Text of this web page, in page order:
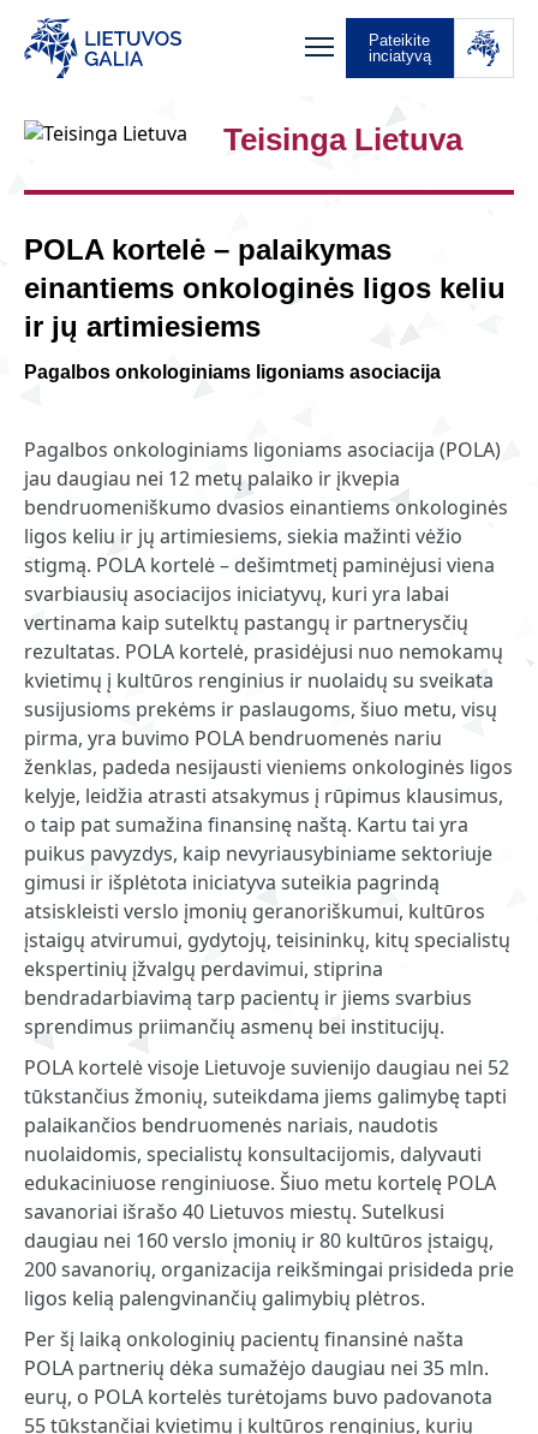
Pateikite
inciatyvą
Teisinga Lietuva
POLA kortelė – palaikymas
einantiems onkologinės ligos keliu
ir jų artimiesiems
Pagalbos onkologiniams ligoniams asociacija
Pagalbos onkologiniams ligoniams asociacija (POLA)
jau daugiau nei 12 metų palaiko ir įkvepia
bendruomeniškumo dvasios einantiems onkologinės
ligos keliu ir jų artimiesiems, siekia mažinti vėžio
stigmą. POLA kortelė – dešimtmetį paminėjusi viena
svarbiausių asociacijos iniciatyvų, kuri yra labai
vertinama kaip sutelktų pastangų ir partnerysčių
rezultatas. POLA kortelė, prasidėjusi nuo nemokamų
kvietimų į kultūros renginius ir nuolaidų su sveikata
susijusioms prekėms ir paslaugoms, šiuo metu, visų
pirma, yra buvimo POLA bendruomenės nariu
ženklas, padeda nesijausti vieniems onkologinės ligos
kelyje, leidžia atrasti atsakymus į rūpimus klausimus,
o taip pat sumažina finansinę naštą. Kartu tai yra
puikus pavyzdys, kaip nevyriausybiniame sektoriuje
gimusi ir išplėtota iniciatyva suteikia pagrindą
atsiskleisti verslo įmonių geranoriškumui, kultūros
įstaigų atvirumui, gydytojų, teisininkų, kitų specialistų
ekspertinių įžvalgų perdavimui, stiprina
bendradarbiavimą tarp pacientų ir jiems svarbius
sprendimus priimančių asmenų bei institucijų.
POLA kortelė visoje Lietuvoje suvienijo daugiau nei 52
tūkstančius žmonių, suteikdama jiems galimybę tapti
palaikančios bendruomenės nariais, naudotis
nuolaidomis, specialistų konsultacijomis, dalyvauti
edukaciniuose renginiuose. Šiuo metu kortelę POLA
savanoriai išrašo 40 Lietuvos miestų. Sutelkusi
daugiau nei 160 verslo įmonių ir 80 kultūros įstaigų,
200 savanorių, organizacija reikšmingai prisideda prie
ligos kelią palengvinančių galimybių plėtros.
Per šį laiką onkologinių pacientų finansinė našta
POLA partnerių dėka sumažėjo daugiau nei 35 mln.
eurų, o POLA kortelės turėtojams buvo padovanota
55 tūkstančiai kvietimų į kultūros renginius, kurių